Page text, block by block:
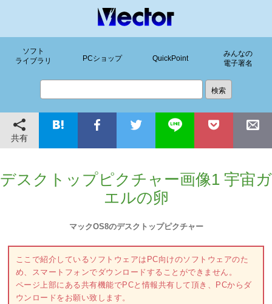
ソフト
ライブラリ
PCショップ QuickPoint
みんなの
電子署名
共有
デスクトップピクチャー画像1 宇宙ガ
エルの卵
マックOS8のデスクトップピクチャー
ここで紹介しているソフトウェアはPC向けのソフトウェアのた
め、スマートフォンでダウンロードすることができません。
ページ上部にある共有機能でPCと情報共有して頂き、PCからダ
ウンロードをお願い致します。